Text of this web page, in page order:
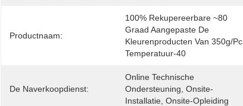
Productnaam:
100% Rekupereerbare ~80
Graad Aangepaste De
Kleurenproducten Van 350g/pc
Temperatuur-40
De Naverkoopdienst:
Online Technische
Ondersteuning, Onsite-
Installatie, Onsite-Opleiding